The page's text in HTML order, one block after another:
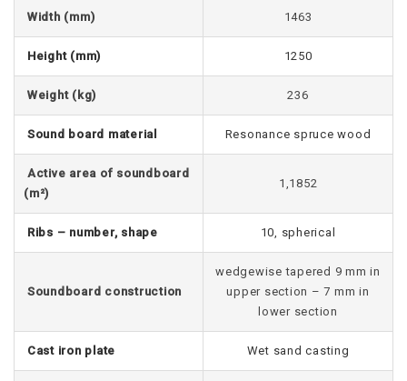
Width (mm) 1463
Height (mm) 1250
Weight (kg) 236
Sound board material Resonance spruce wood
Active area of soundboard
(m²)
1,1852
Ribs – number, shape 10, spherical
Soundboard construction
wedgewise tapered 9 mm in
upper section – 7 mm in
lower section
Cast iron plate Wet sand casting